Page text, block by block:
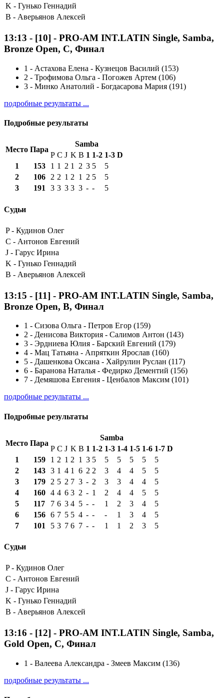
K - Гунько Геннадий
B - Аверьянов Алексей
13:13 - [10] - PRO-AM INT.LATIN Single, Samba,
Bronze Open, C, Финал
1 - Астахова Елена - Кузнецов Василий (153)
2 - Трофимова Ольга - Погожев Артем (106)
3 - Минко Анатолий - Богдасарова Мария (191)
подробные результаты ...
Подробные результаты
Место Пара
Samba
P C J K B 1 1-2 1-3 D
1
153 1 1 2 1 2 3 5
5
2
106 2 2 1 2 1 2 5
5
3
191 3 3 3 3 3 - - 5
Судьи
P - Кудинов Олег
C - Антонов Евгений
J - Гарус Ирина
K - Гунько Геннадий
B - Аверьянов Алексей
13:15 - [11] - PRO-AM INT.LATIN Single, Samba,
Bronze Open, B, Финал
1 - Сизова Ольга - Петров Егор (159)
2 - Денисова Виктория - Салимов Антон (143)
3 - Эрдниева Юлия - Барский Евгений (179)
4 - Мац Татьяна - Апряткин Ярослав (160)
5 - Дашенкова Оксана - Хайрулин Руслан (117)
6 - Баранова Наталья - Федирко Дементий (156)
7 - Демяшова Евгения - Ценбалов Максим (101)
подробные результаты ...
Подробные результаты
Место Пара
Samba
P C J K B 1 1-2 1-3 1-4 1-5 1-6 1-7 D
1
159 1 2 1 2 1 3 5 5 5 5 5
5
2
143 3 1 4 1 6 2 2 3 4 4 5
5
3
179 2 5 2 7 3 - 2 3 3 4 4
5
4
160 4 4 6 3 2 - 1 2 4 4 5
5
5
117 7 6 3 4 5 - - 1 2 3 4
5
6
156 6 7 5 5 4 - - - 1 3 4
5
7
101 5 3 7 6 7 - - 1 1 2 3 5
Судьи
P - Кудинов Олег
C - Антонов Евгений
J - Гарус Ирина
K - Гунько Геннадий
B - Аверьянов Алексей
13:16 - [12] - PRO-AM INT.LATIN Single, Samba,
Gold Open, C, Финал
1 - Валеева Александра - Змеев Максим (136)
подробные результаты ...